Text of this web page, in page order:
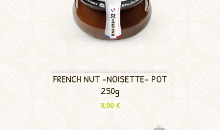
FRENCH NUT -NOISETTE- POT
250g
Prix
9,00 €